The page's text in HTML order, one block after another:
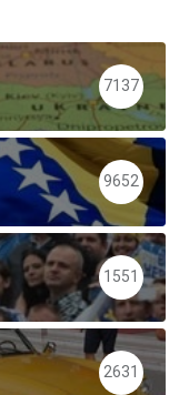
7137
9652
1551
2631